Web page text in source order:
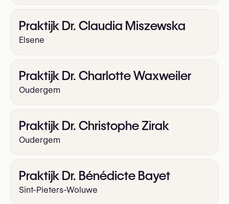
Praktijk Dr. Claudia Miszewska
Elsene
Praktijk Dr. Charlotte Waxweiler
Oudergem
Praktijk Dr. Christophe Zirak
Oudergem
Praktijk Dr. Bénédicte Bayet
Sint-Pieters-Woluwe